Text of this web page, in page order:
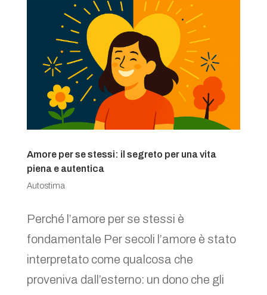
Amore per se stessi: il segreto per una vita
piena e autentica
Autostima
Perché l’amore per se stessi è
fondamentale Per secoli l’amore è stato
interpretato come qualcosa che
proveniva dall’esterno: un dono che gli